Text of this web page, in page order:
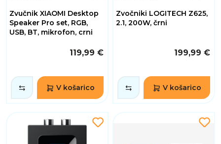
Zvučnik XIAOMI Desktop
Speaker Pro set, RGB,
USB, BT, mikrofon, crni
119,99 €
V košarico
Zvočniki LOGITECH Z625,
2.1, 200W, črni
199,99 €
V košarico